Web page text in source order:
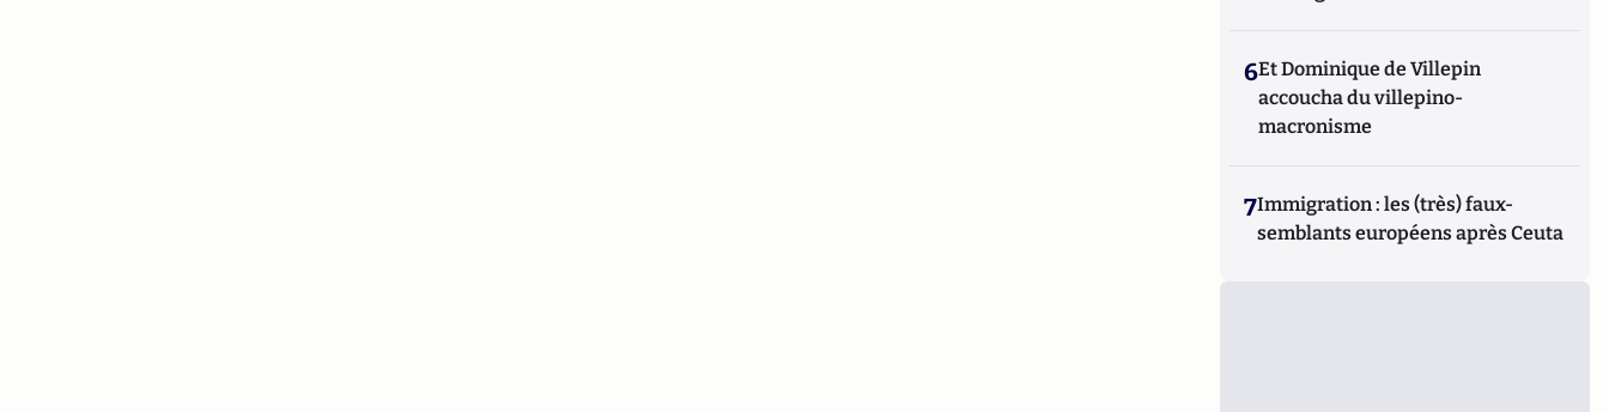
6Et Dominique de Villepin
accoucha du villepino-
macronisme
7Immigration : les (très) faux-
semblants européens après Ceuta